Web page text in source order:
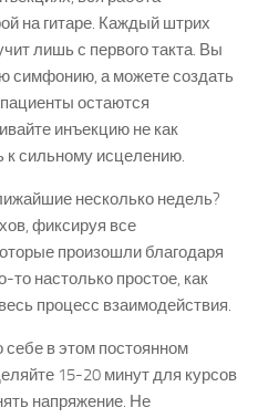
на гитаре. Каждый штрих
лишь с первого такта. Вы
симфонию, а можете создать
остаются
инъекцию не как
к сильному исцелению.
несколько недель?
фиксируя все
произошли благодаря
настолько простое, как
процесс взаимодействия.
себе в этом постоянном
15-20 минут для курсов
напряжение. Не